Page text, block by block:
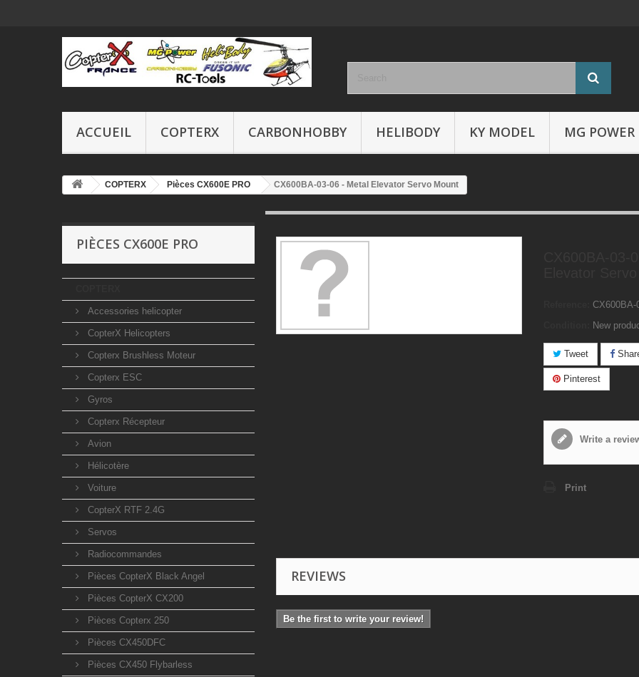
ACCUEIL COPTERX CARBONHOBBY HELIBODY KY MODEL MG POWER
COPTERX Pièces CX600E PRO CX600BA-03-06 - Metal Elevator Servo Mount
PIÈCES CX600E PRO
Accessories helicopter
CopterX Helicopters
Copterx Brushless Moteur
Copterx ESC
Gyros
Copterx Récepteur
Avion
Hélicotère
Voiture
CopterX RTF 2.4G
Servos
Radiocommandes
Pièces CopterX Black Angel
Pièces CopterX CX200
Pièces Copterx 250
Pièces CX450DFC
Pièces CX450 Flybarless
CX600BA-
New
Tweet
Pinterest
Write a
Print
REVIEWS
Be the first to write your review!